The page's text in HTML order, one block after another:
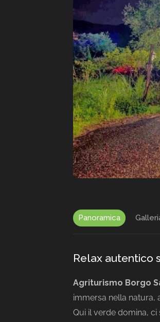
Panoramica
Relax autentico
Agriturismo Borgo
immersa nella natura,
Qui il verde domina, ci